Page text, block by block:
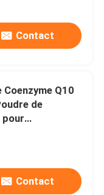
Contact
Q10
de
pour
Contact